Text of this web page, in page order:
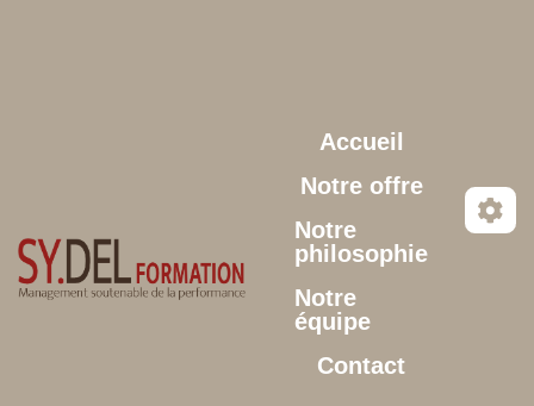
Accueil
Notre offre
Notre
philosophie
Notre
équipe
Contact